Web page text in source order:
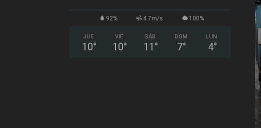
92% 4.7m/s 100%
JUE
10°
VIE
10°
SÁB
11 °
DOM
7°
LUN
4°